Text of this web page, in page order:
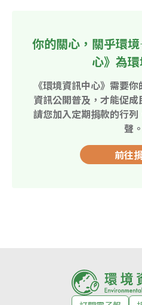
你的關心，關乎環
心》為
《環境資訊中心》需要
資訊公開普及，才能促
請您加入定期捐款的行
聲。
前往